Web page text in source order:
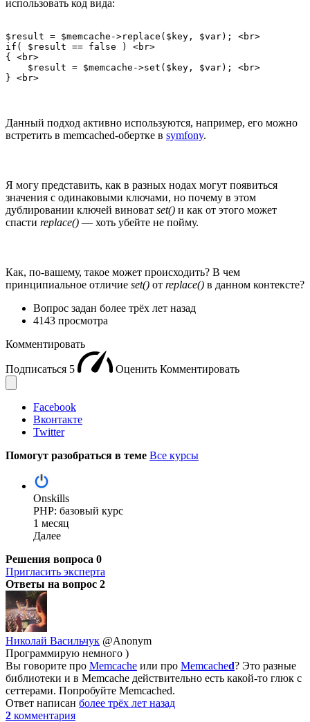
использовать код вида:
$result = $memcache->replace($key, $var); <br>
if( $result == false ) <br>
{ <br>
    $result = $memcache->set($key, $var); <br>
} <br>
Данный подход активно используются, например, его можно
встретить в memcached-обертке в symfony.
Я могу представить, как в разных нодах могут появиться
значения с одинаковыми ключами, но почему в этом
дублировании ключей виноват set() и как от этого может
спасти replace() — хоть убейте не пойму.
Как, по-вашему, такое может происходить? В чем
принципиальное отличие set() от replace() в данном контексте?
Вопрос задан более трёх лет назад
4143 просмотра
Комментировать
Подписаться 5 Оценить Комментировать
Facebook
Вконтакте
Twitter
Помогут разобраться в теме Все курсы
Onskills
PHP: базовый курс
1 месяц
Далее
Решения вопроса 0
Пригласить эксперта
Ответы на вопрос 2
Николай Васильчук @Anonym
Программирую немного )
Вы говорите про Memcache или про Memcached? Это разные
библиотеки и в Memcache действительно есть какой-то глюк с
сеттерами. Попробуйте Memcached.
Ответ написан более трёх лет назад
2 комментария